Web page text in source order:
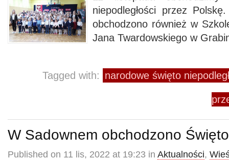
niepodległości przez
obchodzono również w
Jana Twardowskiego w
Tagged with: narodowe święto
W Sadownem obchodzono
Published on 11 lis, 2022 at 19:23 in Aktualności,